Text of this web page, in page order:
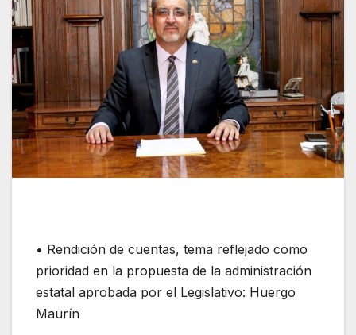
• Rendición de cuentas, tema reflejado como
prioridad en la propuesta de la administración
estatal aprobada por el Legislativo: Huergo
Maurín